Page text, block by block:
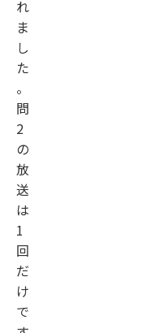
れ
ま
し
た
。
問
2
の
放
送
は
1
回
だ
け
で